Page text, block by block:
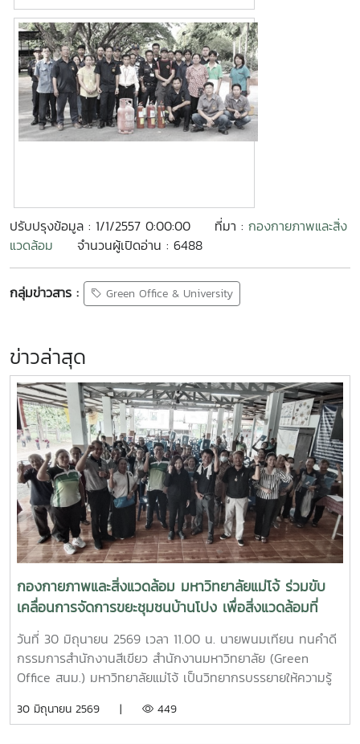
ปรับปรุงข้อมูล : 1/1/2557 0:00:00 ที่มา : กองกายภาพและสิ่ง
แวดล้อม
จำนวนผู้เปิดอ่าน : 6488
กลุ่มข่าวสาร : Green Office & University
ข่าวล่าสุด
กองกายภาพและสิ่งแวดล้อม มหาวิทยาลัยแม่โจ้ ร่วมขับ
เคลื่อนการจัดการขยะชุมชนบ้านโปง เพื่อสิ่งแวดล้อมที่
ยั่งยืน
วันที่ 30 มิถุนายน 2569 เวลา 11.00 น. นายพนมเทียน ทนคำดี
กรรมการสำนักงานสีเขียว สำนักงานมหาวิทยาลัย (Green
Office สนม.) มหาวิทยาลัยแม่โจ้ เป็นวิทยากรบรรยายให้ความรู้
ถ่ายทอดแนวทางการเปลี่ยนเศษอาหารและขยะอินทรีย์ให้เป็นปุ๋ย
30 มิถุนายน 2569 | 449